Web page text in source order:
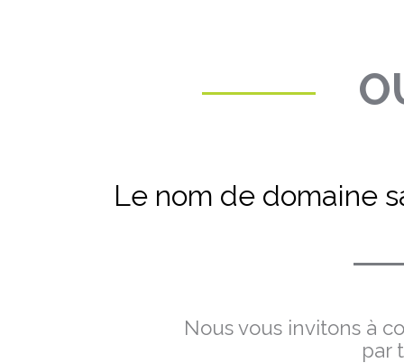
Le nom de domaine
Nous vous invitons à
par